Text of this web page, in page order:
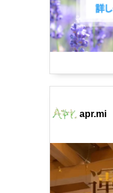
apr.mi